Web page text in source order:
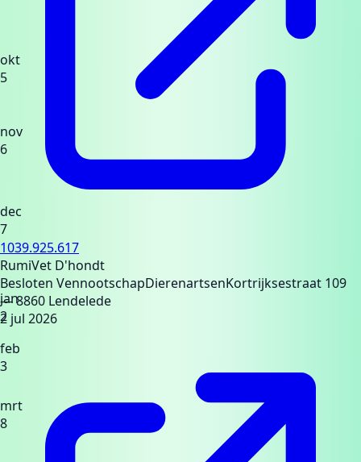
okt
5
nov
6
dec
7
jan
2
feb
3
mrt
8
1039.925.617
RumiVet D'hondt
Besloten VennootschapDierenartsenKortrijksestraat 109
— 8860 Lendelede
2 jul 2026